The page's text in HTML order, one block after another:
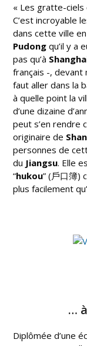
« Les gratte-ciels
C’est incroyable
dans cette ville en
Pudong qu’il y a
pas qu’à
français -, devant
faut aller dans la
à quelle point la
d’une dizaine
peut s’en rendre
originaire de
personnes de
du Jiangsu. Elle
“hukou” (戶口簿)
plus facilement
…
Diplômée d’une